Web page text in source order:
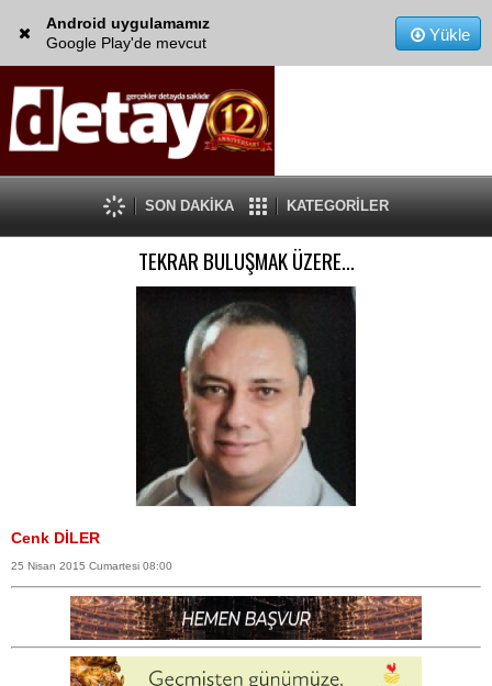
Android uygulamamız
Google Play'de mevcut
Yükle
SON DAKİKA KATEGORİLER
TEKRAR BULUŞMAK ÜZERE…
Cenk DİLER
25 Nisan 2015 Cumartesi 08:00